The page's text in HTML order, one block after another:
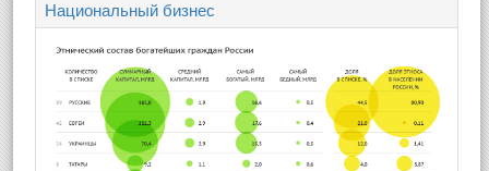
Национальный бизнес